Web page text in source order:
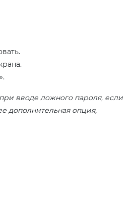
вводе ложного пароля, если
дополнительная опция,